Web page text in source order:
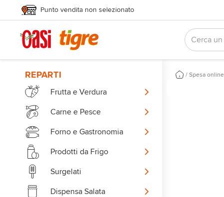
Punto vendita non selezionato
REPARTI
Frutta e Verdura
Carne e Pesce
Forno e Gastronomia
Prodotti da Frigo
Surgelati
Dispensa Salata
/ Spesa online